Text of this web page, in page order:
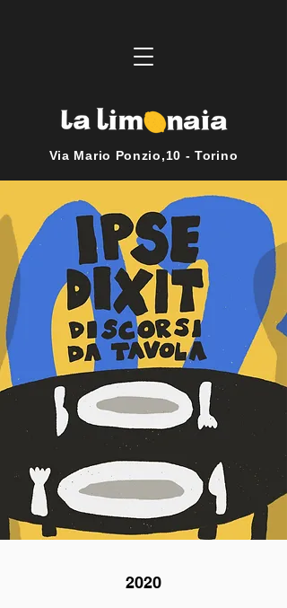
Via Mario Ponzio,10 - Torino
2020